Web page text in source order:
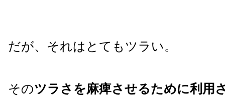
だが、それはとてもツラい。
そのツラさを麻痺させるために利用